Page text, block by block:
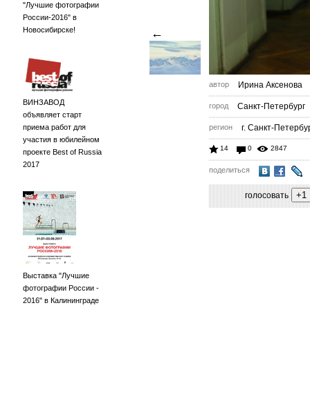
"Лучшие фотографии
России-2016" в
Новосибирске!
ВИНЗАВОД
объявляет старт
приема работ для
участия в юбилейном
проекте Best of Russia
2017
Выставка "Лучшие
фотографии России -
2016" в Калининграде
←
автор Ирина Аксенова
город Санкт-Петербург
регион г. Санкт-
14 0 2847
поделиться
голосовать